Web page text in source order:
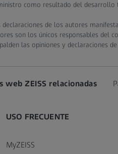
como resultado del desarrollo
declaraciones de los autores
son los únicos responsables del
las opiniones y declaraciones
web ZEISS relacionadas
USO FRECUENTE
MyZEISS